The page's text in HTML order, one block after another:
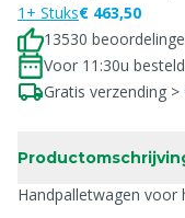
1+ Stuks€ 463,50
13530
Voor 11:30u
Gratis verzending >
Handpalletwagen voor